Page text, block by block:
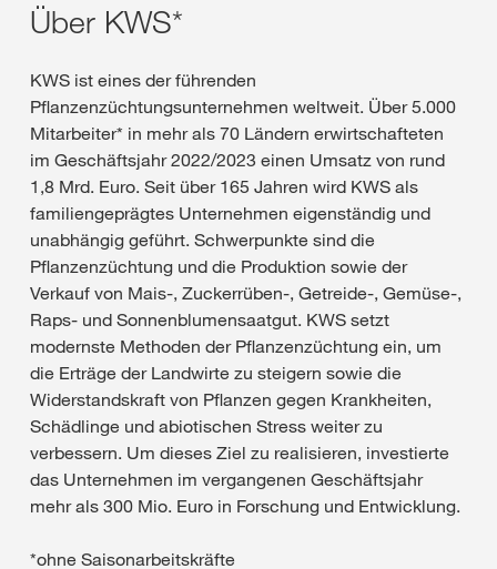
Über KWS*
KWS ist eines der führenden
Pflanzenzüchtungsunternehmen weltweit. Über 5.000
Mitarbeiter* in mehr als 70 Ländern erwirtschafteten
im Geschäftsjahr 2022/2023 einen Umsatz von rund
1,8 Mrd. Euro. Seit über 165 Jahren wird KWS als
familiengeprägtes Unternehmen eigenständig und
unabhängig geführt. Schwerpunkte sind die
Pflanzenzüchtung und die Produktion sowie der
Verkauf von Mais-, Zuckerrüben-, Getreide-, Gemüse-,
Raps- und Sonnenblumensaatgut. KWS setzt
modernste Methoden der Pflanzenzüchtung ein, um
die Erträge der Landwirte zu steigern sowie die
Widerstandskraft von Pflanzen gegen Krankheiten,
Schädlinge und abiotischen Stress weiter zu
verbessern. Um dieses Ziel zu realisieren, investierte
das Unternehmen im vergangenen Geschäftsjahr
mehr als 300 Mio. Euro in Forschung und Entwicklung.
*ohne Saisonarbeitskräfte